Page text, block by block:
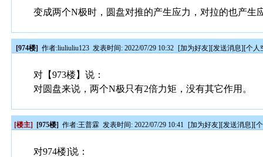
变成两个N极时，圆盘对推的产生应力，对拉的也产生
[974楼] 作者:liuliuliu123 发表时间: 2022/07/29 10:32 [加为好友][发送消息][个人
对【973楼】说：
对圆盘来说，两个N极只有2倍力矩，没有其它作用。
[楼主] [975楼] 作者:王普霖 发表时间: 2022/07/29 10:41 [加为好友][发送消息][
对974楼]说：